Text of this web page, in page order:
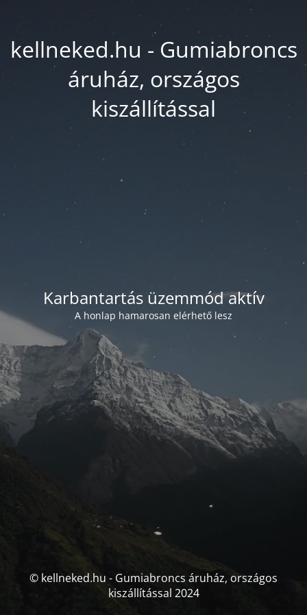
kellneked.hu - Gumiabroncs
áruház, országos
kiszállítással
Karbantartás üzemmód aktív
A honlap hamarosan elérhető lesz
© kellneked.hu - Gumiabroncs áruház, országos
kiszállítással 2024